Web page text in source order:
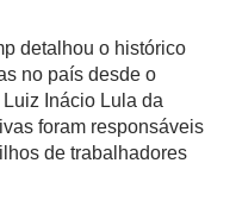
detalhou o histórico
no país desde o
Inácio Lula da
foram responsáveis
de trabalhadores